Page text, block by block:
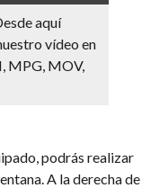
aquí
vídeo en
MPG, MOV,
podrás realizar
A la derecha de